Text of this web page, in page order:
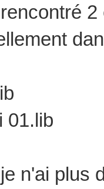
01.lib
n'ai plus